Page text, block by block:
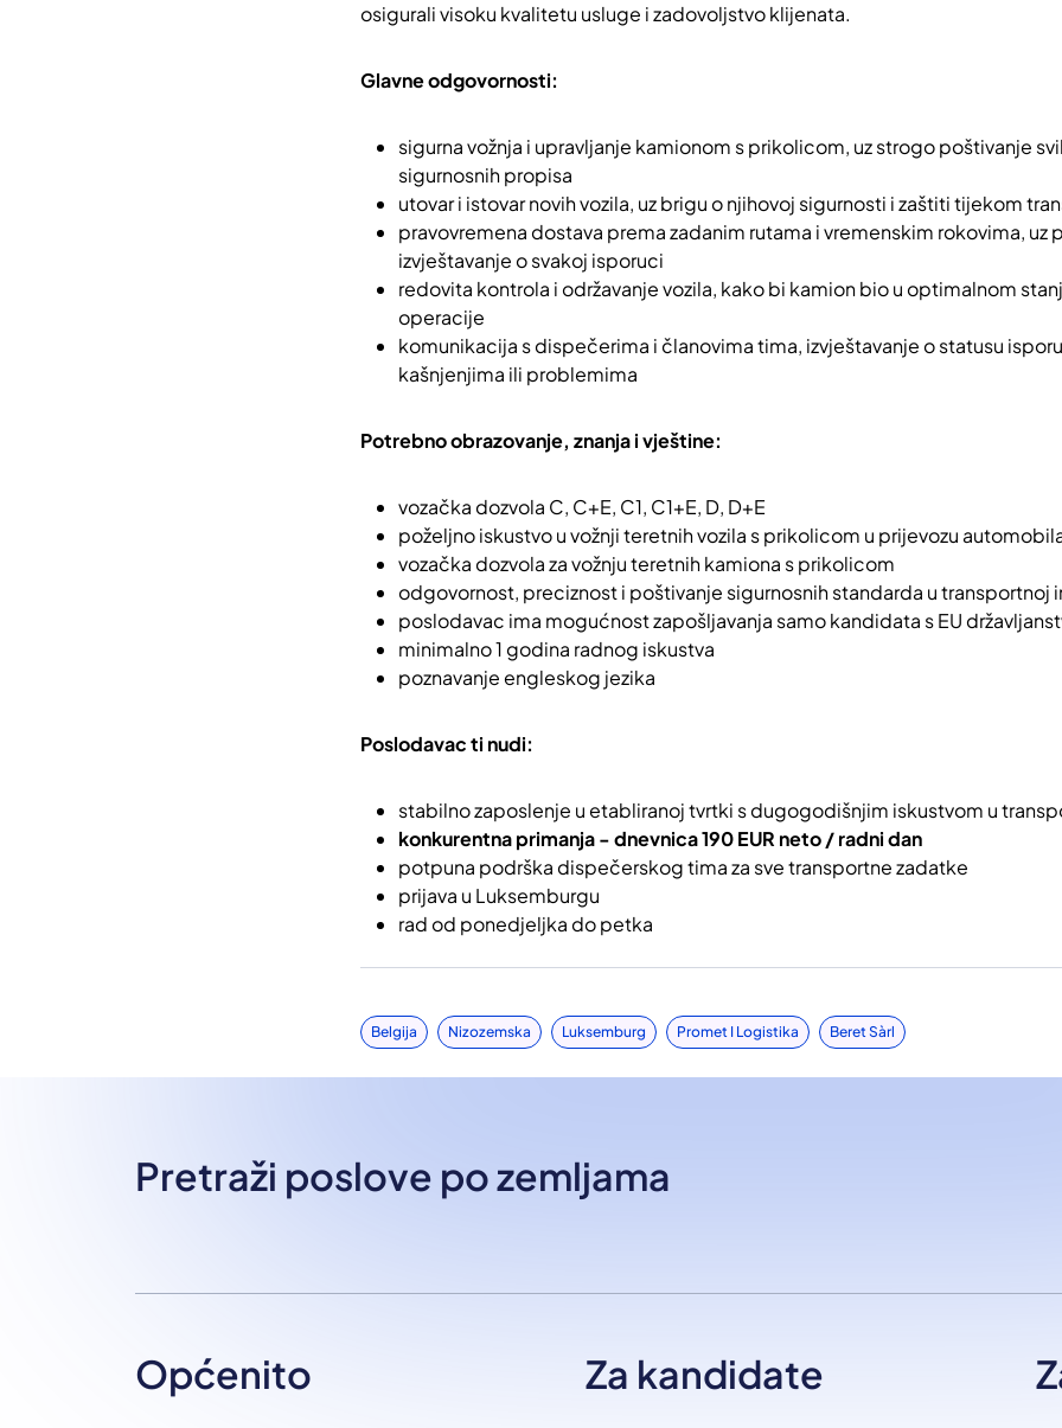
osigurali visoku kvalitetu usluge i zadovoljstvo klijenata.
Glavne odgovornosti:
sigurna vožnja i upravljanje kamionom s prikolicom, uz strogo poštivanje
sigurnosnih propisa
utovar i istovar novih vozila, uz brigu o njihovoj sigurnosti i zaštiti tijekom
pravovremena dostava prema zadanim rutama i vremenskim rokovima, uz
izvještavanje o svakoj isporuci
redovita kontrola i održavanje vozila, kako bi kamion bio u optimalnom
operacije
komunikacija s dispečerima i članovima tima, izvještavanje o statusu
kašnjenjima ili problemima
Potrebno obrazovanje, znanja i vještine:
vozačka dozvola C, C+E, C1, C1+E, D, D+E
poželjno iskustvo u vožnji teretnih vozila s prikolicom u prijevozu
vozačka dozvola za vožnju teretnih kamiona s prikolicom
odgovornost, preciznost i poštivanje sigurnosnih standarda u transportnoj
poslodavac ima mogućnost zapošljavanja samo kandidata s EU
minimalno 1 godina radnog iskustva
poznavanje engleskog jezika
Poslodavac ti nudi:
stabilno zaposlenje u etabliranoj tvrtki s dugogodišnjim iskustvom u
konkurentna primanja - dnevnica 190 EUR neto / radni dan
potpuna podrška dispečerskog tima za sve transportne zadatke
prijava u Luksemburgu
rad od ponedjeljka do petka
Belgija Nizozemska Luksemburg Promet I Logistika Beret Sàrl
Pretraži poslove po zemljama
Općenito Za kandidate